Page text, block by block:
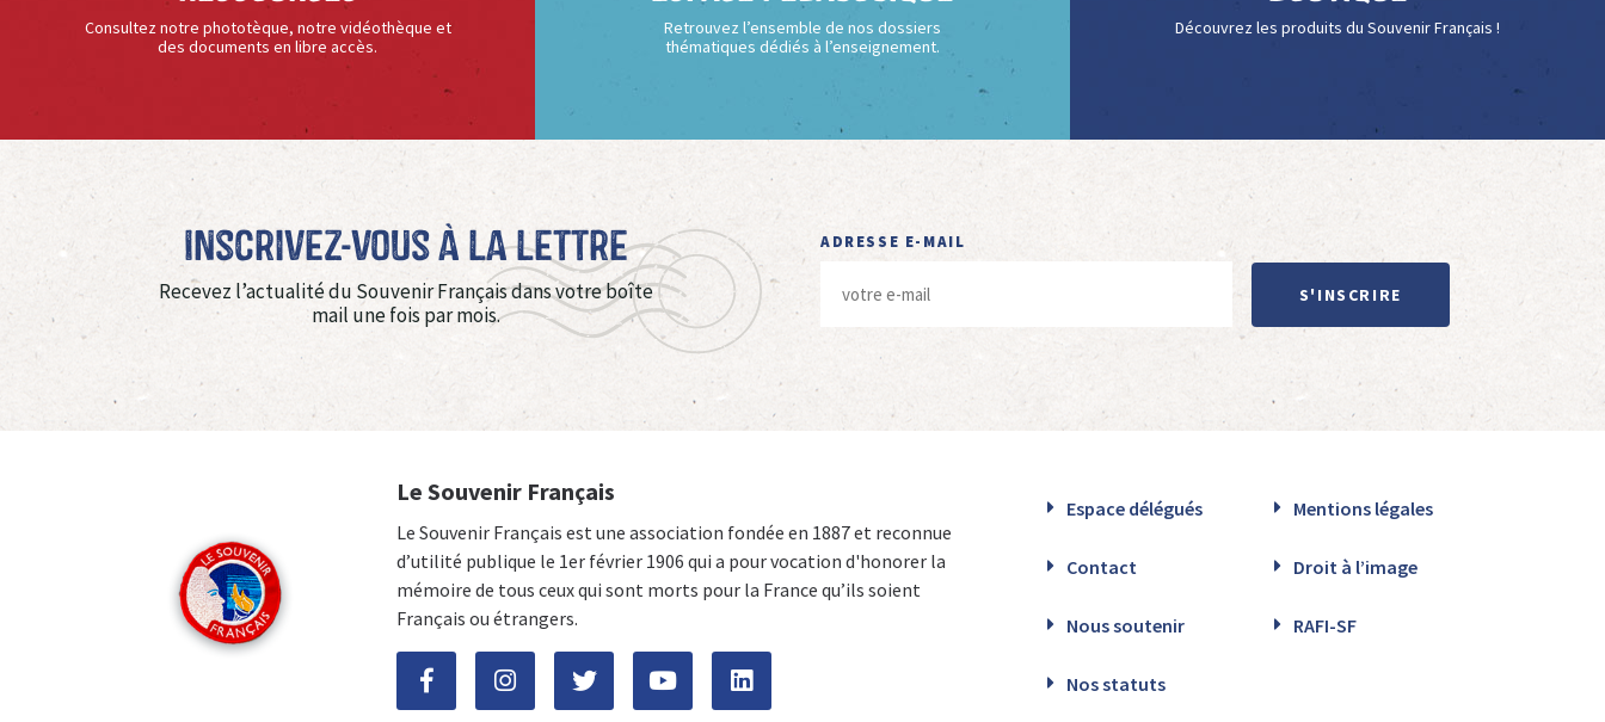
Consultez notre phototèque, notre vidéothèque et
des documents en libre accès.
Retrouvez l’ensemble de nos dossiers
thématiques dédiés à l’enseignement.
Découvrez les produits du Souvenir Français !
Inscrivez-vous à La Lettre
Recevez l’actualité du Souvenir Français dans votre boîte
mail une fois par mois.
ADRESSE E-MAIL
S'INSCRIRE
Le Souvenir Français
Le Souvenir Français est une association fondée en 1887 et reconnue
d’utilité publique le 1er février 1906 qui a pour vocation d'honorer la
mémoire de tous ceux qui sont morts pour la France qu’ils soient
Français ou étrangers.
Espace délégués Mentions légales
Contact Droit à l’image
Nous soutenir RAFI-SF
Nos statuts